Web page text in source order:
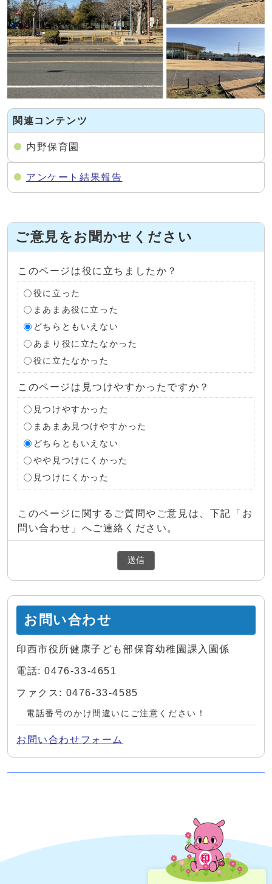
関連コンテンツ
内野保育園
アンケート結果報告
ご意見をお聞かせください
このページは役に立ちましたか？
役に立った
まあまあ役に立った
どちらともいえない
あまり役に立たなかった
役に立たなかった
このページは見つけやすかったですか？
見つけやすかった
まあまあ見つけやすかった
どちらともいえない
やや見つけにくかった
見つけにくかった
このページに関するご質問やご意見は、下記「お
問い合わせ」へご連絡ください。
お問い合わせ
印西市役所健康子ども部保育幼稚園課入園係
電話: 0476-33-4651
ファクス: 0476-33-4585
電話番号のかけ間違いにご注意ください！
お問い合わせフォーム